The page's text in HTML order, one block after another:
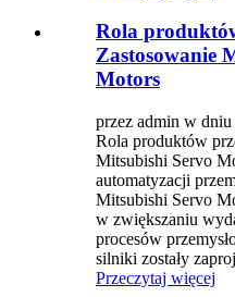
Rola
Zastosowanie
Motors
przez admin w
Rola produktów
Mitsubishi Servo
automatyzacji
Mitsubishi Servo
w zwiększaniu
procesów
silniki zostały
Przeczytaj więcej